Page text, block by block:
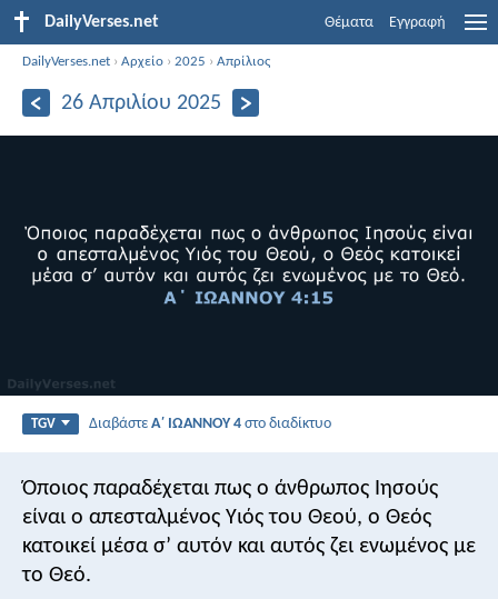
DailyVerses.net Θέματα Εγγραφή
DailyVerses.net ›Αρχείο ›2025 ›Απρίλιος
26 Απριλίου 2025
TGV ΔιαβάστεΑ΄ ΙΩΑΝΝΟΥ 4 στο διαδίκτυο
Όποιος παραδέχεται πως ο άνθρωπος Ιησούς
είναι ο απεσταλμένος Υιός του Θεού, ο Θεός
κατοικεί μέσα σ’ αυτόν και αυτός ζει ενωμένος με
το Θεό.